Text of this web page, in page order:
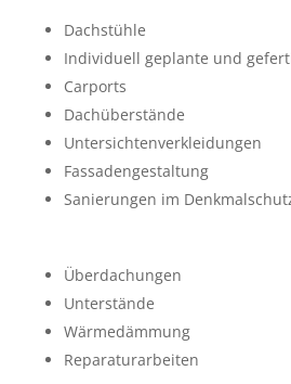
Dachstühle
Individuell geplante und
Carports
Dachüberstände
Untersichtenverkleidungen
Fassadengestaltung
Sanierungen im
Überdachungen
Unterstände
Wärmedämmung
Reparaturarbeiten